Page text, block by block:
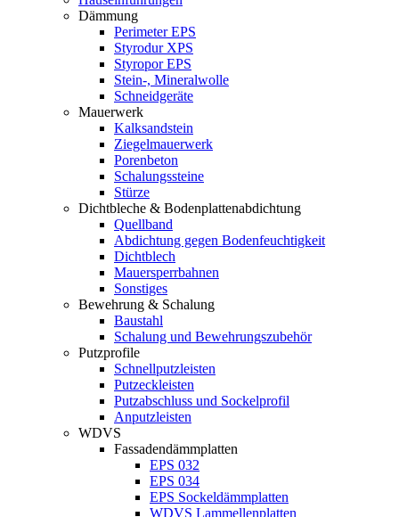
Dämmung
Perimeter EPS
Styrodur XPS
Styropor EPS
Stein-, Mineralwolle
Schneidgeräte
Mauerwerk
Kalksandstein
Ziegelmauerwerk
Porenbeton
Schalungssteine
Stürze
Dichtbleche & Bodenplattenabdichtung
Quellband
Abdichtung gegen Bodenfeuchtigkeit
Dichtblech
Mauersperrbahnen
Sonstiges
Bewehrung & Schalung
Baustahl
Schalung und Bewehrungszubehör
Putzprofile
Schnellputzleisten
Putzeckleisten
Putzabschluss und Sockelprofil
Anputzleisten
WDVS
Fassadendämmplatten
EPS 032
EPS 034
EPS Sockeldämmplatten
WDVS Lammellenplatten